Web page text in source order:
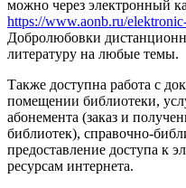
можно через электронный
https://www.aonb.ru/
Добролюбовки
литературу на любые темы.
Также доступна работа с
помещении библиотеки,
абонемента (заказ и
библиотек), справочно-
предоставление доступа к
ресурсам интернета.